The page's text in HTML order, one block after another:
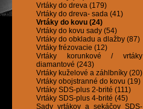
Vrtáky do dreva (179)
Vrtáky do dreva- sada (41)
Vrtáky do kovu (24)
Vrtáky do kovu sady (54)
Vrtáky do obkladu a dlažby (87)
Vrtáky frézovacie (12)
Vrtáky korunkové / vrtáky
diamantové (243)
Vrtáky kuželové a záhlbníky (20)
Vrtáky obojstranné do kovu (19)
Vrtáky SDS-plus 2-brité (111)
Vrtáky SDS-plus 4-brité (45)
Sady vrtákov a sekáčov SDS-